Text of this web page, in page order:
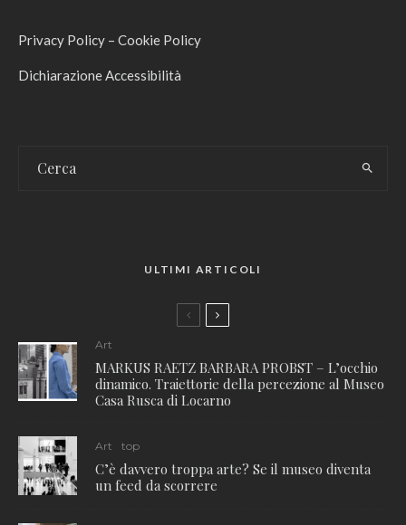
Privacy Policy – Cookie Policy
Dichiarazione Accessibilità
ULTIMI ARTICOLI
Art
MARKUS RAETZ BARBARA PROBST – L’occhio
dinamico. Traiettorie della percezione al Museo
Casa Rusca di Locarno
Art top
C’è davvero troppa arte? Se il museo diventa
un feed da scorrere